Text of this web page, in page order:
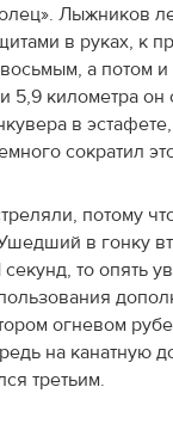
Лыжников
в руках, к
восьмым, а потом
5,9 километра он
в
сократил
потому
в гонку
секунд, то опять
огневом
на
третьим.